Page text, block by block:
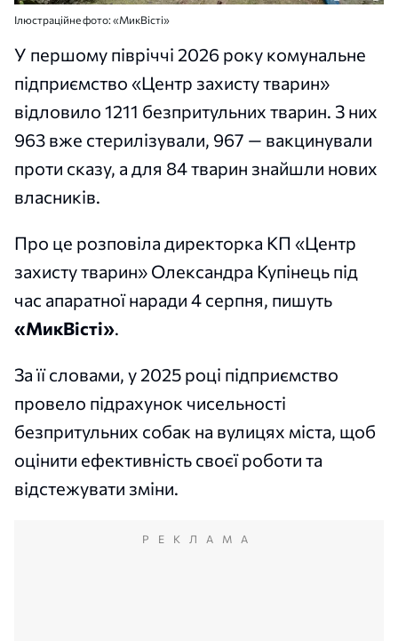
Ілюстраційне фото: «МикВісті»
У першому півріччі 2026 року комунальне
підприємство «Центр захисту тварин»
відловило 1211 безпритульних тварин. З них
963 вже стерилізували, 967 — вакцинували
проти сказу, а для 84 тварин знайшли нових
власників.
Про це розповіла директорка КП «Центр
захисту тварин» Олександра Купінець під
час апаратної наради 4 серпня, пишуть
«МикВісті».
За її словами, у 2025 році підприємство
провело підрахунок чисельності
безпритульних собак на вулицях міста, щоб
оцінити ефективність своєї роботи та
відстежувати зміни.
РЕКЛАМА